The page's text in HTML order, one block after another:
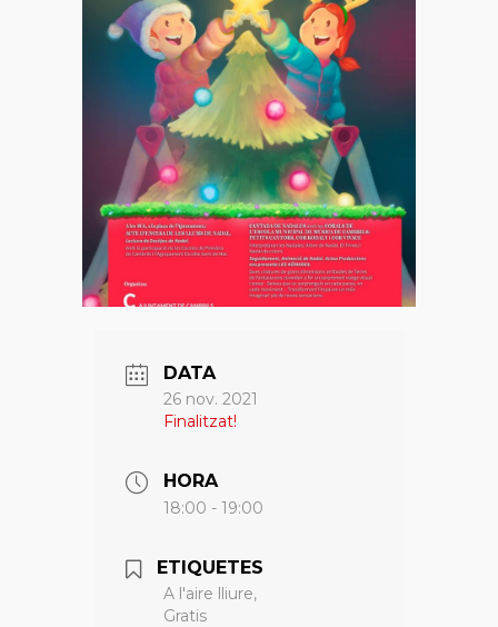
DATA
26 nov. 2021
Finalitzat!
HORA
18:00 - 19:00
ETIQUETES
A l'aire lliure,
Gratis